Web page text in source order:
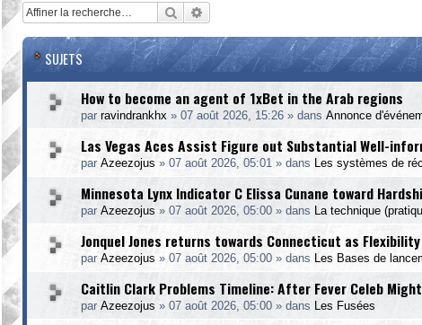
Rechercher
SUJETS
How to become an agent of 1xBet in the Arab regions
par ravindrankhx » 07 août 2026, 15:26 » dans Annonce
Las Vegas Aces Assist Figure out Substantial Well-
par Azeezojus » 07 août 2026, 05:01 » dans Les systèmes de
Minnesota Lynx Indicator C Elissa Cunane toward
par Azeezojus » 07 août 2026, 05:00 » dans La technique
Jonquel Jones returns towards Connecticut as
par Azeezojus » 07 août 2026, 05:00 » dans Les Bases de
Caitlin Clark Problems Timeline: After Fever Celeb
par Azeezojus » 07 août 2026, 05:00 » dans Les Fusées